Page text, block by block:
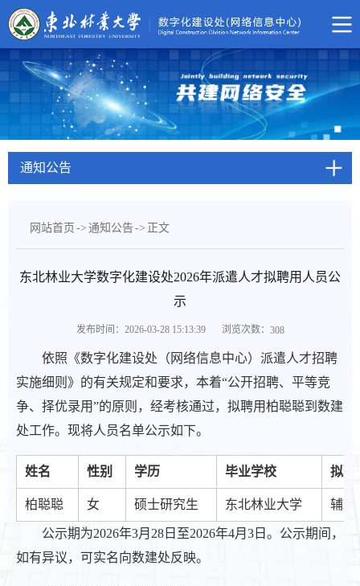
通知公告
网站首页 -> 通知公告-> 正文
东北林业大学数字化建设处2026年派遣人才拟聘用人员公
示
发布时间：2026-03-28 15:13:39 浏览次数： 308
依照《数字化建设处（网络信息中心）派遣人才招聘
实施细则》的有关规定和要求，本着“公开招聘、平等竞
争、择优录用”的原则，经考核通过，拟聘用柏聪聪到数建
处工作。现将人员名单公示如下。
姓名 性别 学历 毕业学校 拟聘
柏聪聪 女 硕士研究生 东北林业大学 辅助
公示期为2026年3月28日至2026年4月3日。公示期间，
如有异议，可实名向数建处反映。